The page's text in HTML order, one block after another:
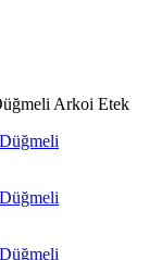
Arkoi Etek